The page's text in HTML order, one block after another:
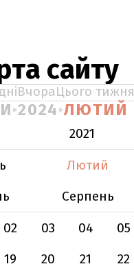
сайту
ВчораЦього тижня
2024 ЛЮТИЙ
2021
Лютий
Серпень
02 03 04 05
19 20 21 22